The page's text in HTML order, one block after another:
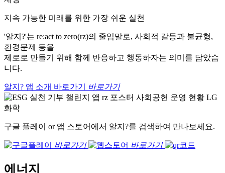
지속 가능한 미래를 위한 가장 쉬운 실천
'알지?'는 re:act to zero(rz)의 줄임말로, 사회적 갈등과 불균형,
환경문제 등을
제로로 만들기 위해 함께 반응하고 행동하자는 의미를 담았습
니다.
알지? 앱 소개 바로가기 바로가기
구글 플레이 or 앱 스토어에서 알지?를 검색하여 만나보세요.
바로가기 바로가기
에너지